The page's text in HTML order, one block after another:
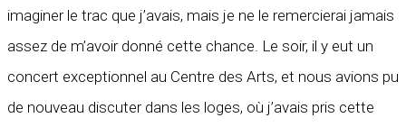
imaginer le trac que j’avais, mais je ne le remercierai jamais
assez de m’avoir donné cette chance. Le soir, il y eut un
concert exceptionnel au Centre des Arts, et nous avions pu
de nouveau discuter dans les loges, où j’avais pris cette